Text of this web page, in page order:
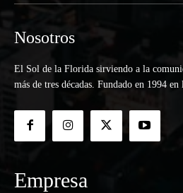
Nosotros
El Sol de la Florida sirviendo a la
más de tres décadas. Fundado en 1994
Empresa